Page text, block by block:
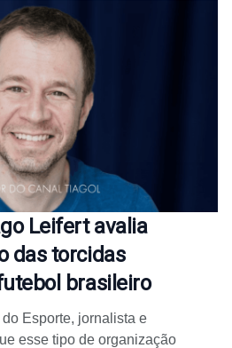
Leifert avalia
das torcidas
brasileiro
Esporte, jornalista e
esse tipo de organização